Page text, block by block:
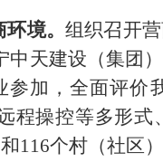
环境。组织召开
中天建设（集团
参加，全面评价
程操控等多形
116个村（社区